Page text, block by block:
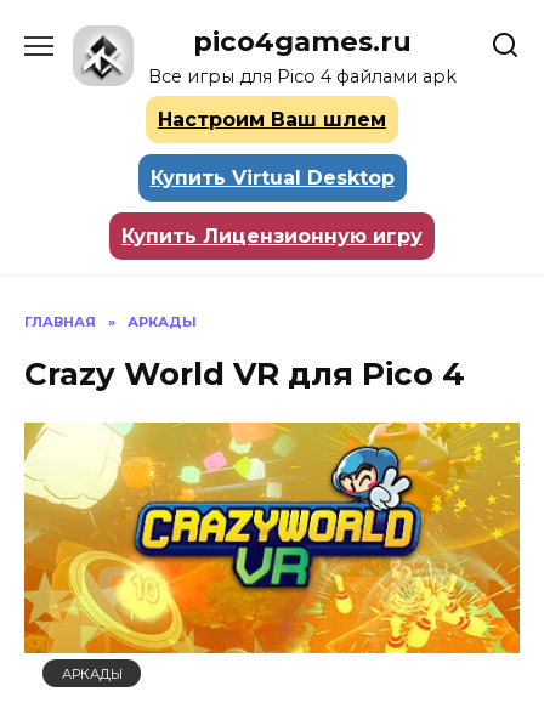
содержанию
pico4games.ru
Все игры для Pico 4 файлами apk
Настроим Ваш шлем
Купить Virtual Desktop
Купить Лицензионную игру
ГЛАВНАЯ » АРКАДЫ
Crazy World VR для Pico 4
АРКАДЫ